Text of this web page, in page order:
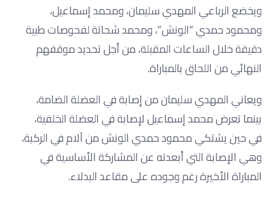
ويخضع الرباعي المهدي سليمان، ومحمد إسماعيل،
ومحمود حمدي “الونش”، ومحمد شحاتة لفحوصات طبية
دقيقة خلال الساعات المقبلة، من أجل تحديد موقفهم
النهائي من اللحاق بالمباراة.
ويعاني المهدي سليمان من إصابة في العضلة الضامة،
بينما تعرض محمد إسماعيل لإصابة في العضلة الخلفية،
في حين يشتكي محمود حمدي الونش من آلام في الركبة،
وهي الإصابة التي أبعدته عن المشاركة الأساسية في
المباراة الأخيرة رغم وجوده على مقاعد البدلاء.